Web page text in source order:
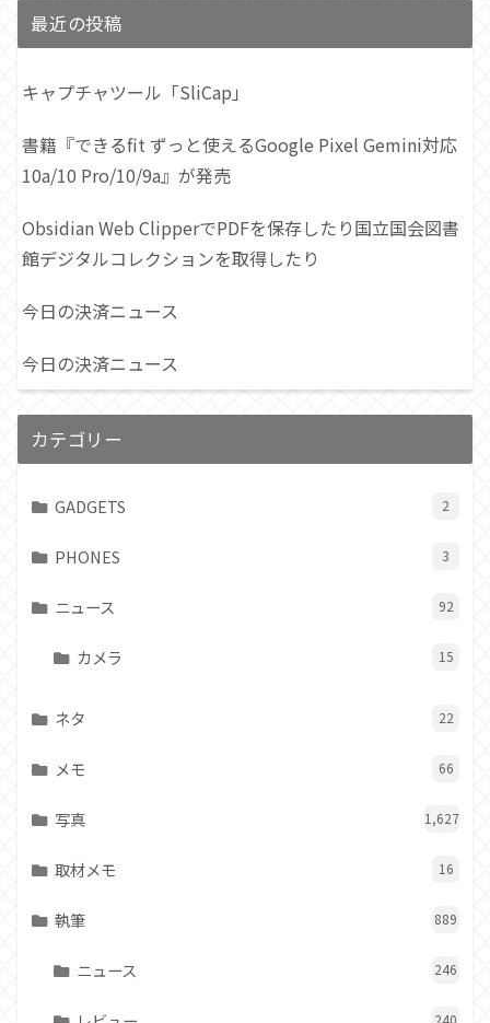
最近の投稿
キャプチャツール「SliCap」
書籍『できるfit ずっと使えるGoogle Pixel Gemini対応
10a/10 Pro/10/9a』が発売
Obsidian Web ClipperでPDFを保存したり国立国会図書
館デジタルコレクションを取得したり
今日の決済ニュース
今日の決済ニュース
カテゴリー
GADGETS 2
PHONES 3
ニュース 92
カメラ 15
ネタ 22
メモ 66
写真 1,627
取材メモ 16
執筆 889
ニュース 246
240